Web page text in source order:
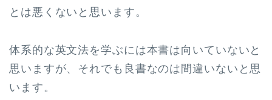
とは悪くないと思います。
体系的な英文法を学ぶには本書は向いていないと
思いますが、それでも良書なのは間違いないと思
います。